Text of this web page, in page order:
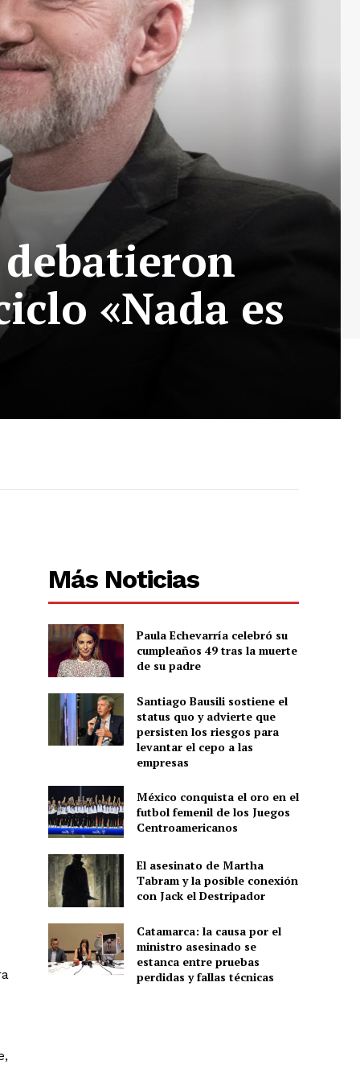
«Nada es
Más Noticias
Paula Echevarría celebró su
cumpleaños 49 tras la muerte
de su padre
Santiago Bausili sostiene el
status quo y advierte que
persisten los riesgos para
levantar el cepo a las
empresas
México conquista el oro en el
futbol femenil de los Juegos
Centroamericanos
El asesinato de Martha
Tabram y la posible conexión
con Jack el Destripador
Catamarca: la causa por el
ministro asesinado se
estanca entre pruebas
perdidas y fallas técnicas